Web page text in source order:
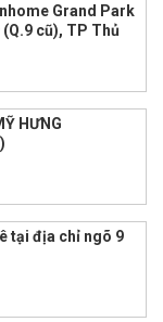
Grand Park
cũ), TP Thủ
HƯNG
tại địa chỉ ngõ 9